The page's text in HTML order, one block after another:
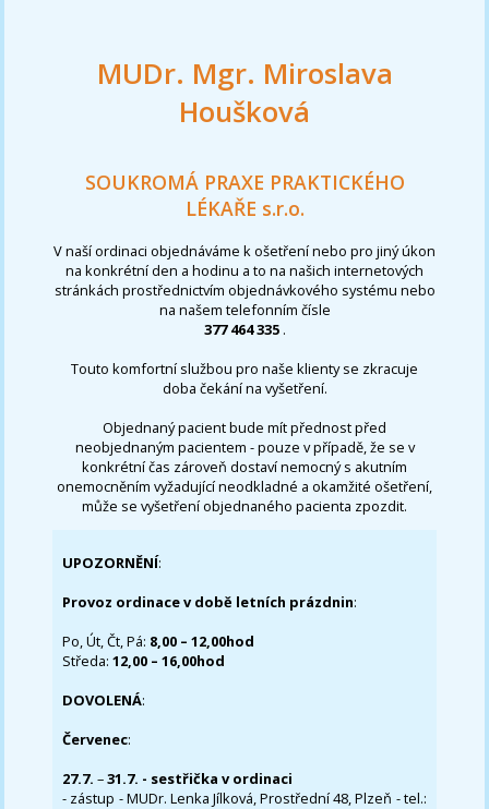
MUDr. Mgr. Miroslava
Houšková
SOUKROMÁ PRAXE PRAKTICKÉHO
LÉKAŘE s.r.o.
V naší ordinaci objednáváme k ošetření nebo pro jiný úkon
na konkrétní den a hodinu a to na našich internetových
stránkách prostřednictvím objednávkového systému nebo
na našem telefonním čísle
377 464 335 .
Touto komfortní službou pro naše klienty se zkracuje
doba čekání na vyšetření.
Objednaný pacient bude mít přednost před
neobjednaným pacientem - pouze v případě, že se v
konkrétní čas zároveň dostaví nemocný s akutním
onemocněním vyžadující neodkladné a okamžité ošetření,
může se vyšetření objednaného pacienta zpozdit.
UPOZORNĚNÍ:
Provoz ordinace v době letních prázdnin:
Po, Út, Čt, Pá: 8,00 – 12,00hod
Středa:12,00 – 16,00hod
DOVOLENÁ:
Červenec:
27.7.–31.7. - sestřička v ordinaci
- zástup - MUDr. Lenka Jílková, Prostřední 48, Plzeň - tel.: